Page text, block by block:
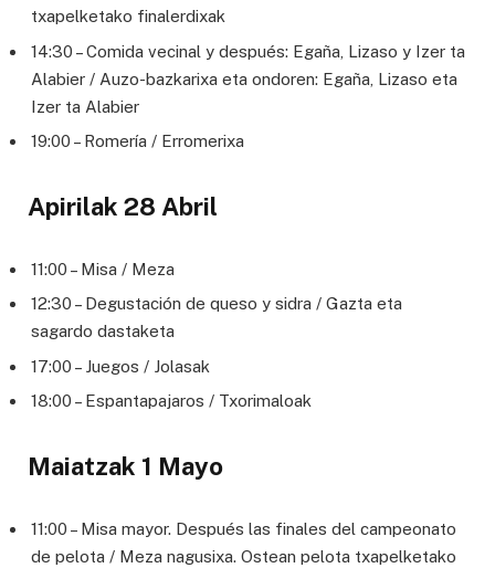
txapelketako finalerdixak
14:30 – Comida vecinal y después: Egaña, Lizaso y Izer ta
Alabier / Auzo-bazkarixa eta ondoren: Egaña, Lizaso eta
Izer ta Alabier
19:00 – Romería / Erromerixa
Apirilak 28 Abril
11:00 – Misa / Meza
12:30 – Degustación de queso y sidra / Gazta eta
sagardo dastaketa
17:00 – Juegos / Jolasak
18:00 – Espantapajaros / Txorimaloak
Maiatzak 1 Mayo
11:00 – Misa mayor. Después las finales del campeonato
de pelota / Meza nagusixa. Ostean pelota txapelketako